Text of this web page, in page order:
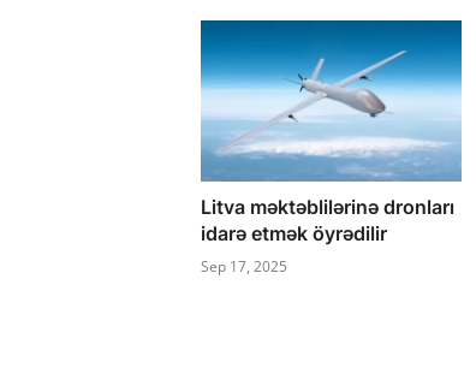
Litva məktəblilərinə dronları
idarə etmək öyrədilir
Sep 17, 2025